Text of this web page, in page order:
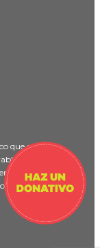
que ofrece un
(personas en
con
haciendo un